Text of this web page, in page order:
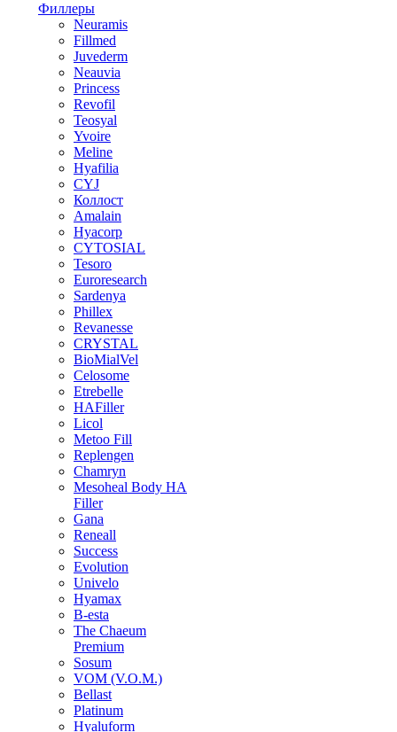
Филлеры
Neuramis
Fillmed
Juvederm
Neauvia
Princess
Revofil
Teosyal
Yvoire
Meline
Hyafilia
CYJ
Коллост
Amalain
Hyacorp
CYTOSIAL
Tesoro
Euroresearch
Sardenya
Phillex
Revanesse
CRYSTAL
BioMialVel
Celosome
Etrebelle
HAFiller
Licol
Metoo Fill
Replengen
Chamryn
Mesoheal Body HA
Filler
Gana
Reneall
Success
Evolution
Univelo
Hyamax
B-esta
The Chaeum
Premium
Sosum
VOM (V.O.M.)
Bellast
Platinum
Hyaluform